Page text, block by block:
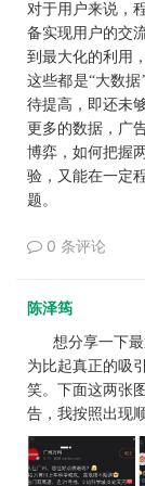
对于用户来说，
备实现用户的交
到最大化的利用
这些都是“大数
待提高，即还未
更多的数据，广
博弈，如何把握
验，又能在一定
题。
0 条评论
陈泽筠
想分享一下最
为比起真正的吸
笑。 下面这两张
告，我按照出现